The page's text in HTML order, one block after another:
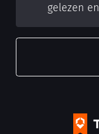
gelezen